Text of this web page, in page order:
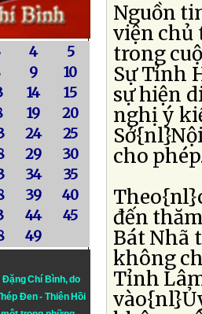
4
5
9
10
14
15
19
20
24
25
29
30
34
35
39
40
44
45
49
Đặng Chí Bình, do
Đen- Thiên Hồi
Nguồn
viện chủ
trong
Sự Tỉnh
sự hiện
nghị ý
cho
đến
Bát Nhã
không
Tỉnh